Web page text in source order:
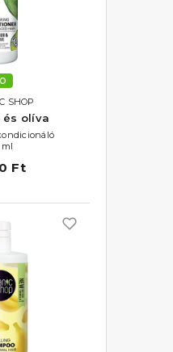
SHOP
és olíva
ml
Ft